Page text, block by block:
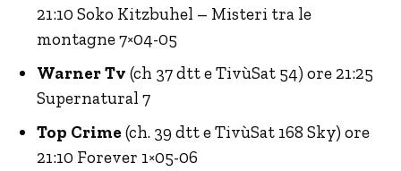
21:10 Soko Kitzbuhel – Misteri tra le
montagne 7×04-05
Warner Tv (ch 37 dtt e TivùSat 54) ore 21:25
Supernatural 7
Top Crime (ch. 39 dtt e TivùSat 168 Sky) ore
21:10 Forever 1×05-06